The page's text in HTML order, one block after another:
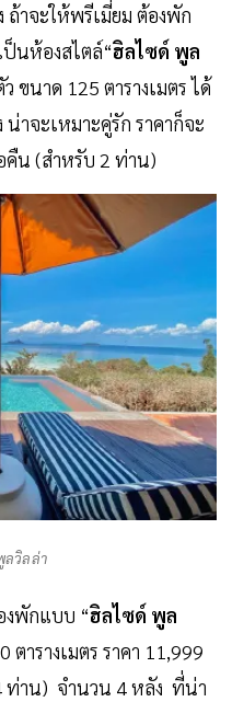
าจะให้พรีเมี่ยม ต้องพัก
ป็นห้องสไตล์“ฮิลไซด์ พูล
ขนาด 125 ตารางเมตร ได้
าจะเหมาะคู่รัก ราคาก็จะ
คืน (สำหรับ 2 ท่าน)
ลวิลล่า
งพักแบบ “ฮิลไซด์ พูล
ตารางเมตร ราคา 11,999
ท่าน) จำนวน 4 หลัง ที่น่า